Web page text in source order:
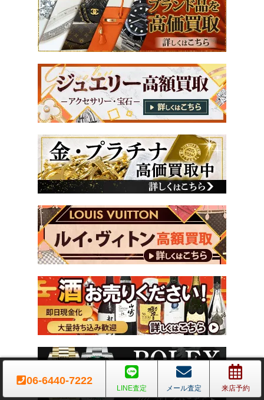
06-6440-7222
LINE査定 メール査定 来店予約